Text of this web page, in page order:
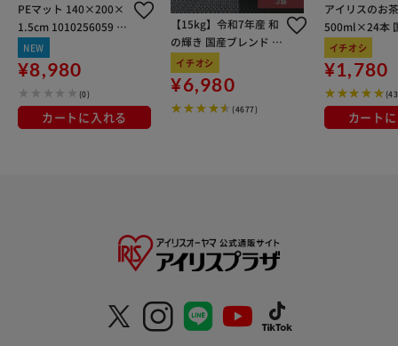
PEマット 140×200×
1.5cm 1010256059 グ
レー×ベージュ
NEW
¥8,980
(0)
カートに入れる
【15kg】令和7年産 和
の輝き 国産ブレンド 5
kg×3袋
イチオシ
¥6,980
(4677)
アイリスのお
500ml×24本
100％使用
イチオシ
¥1,780
カート